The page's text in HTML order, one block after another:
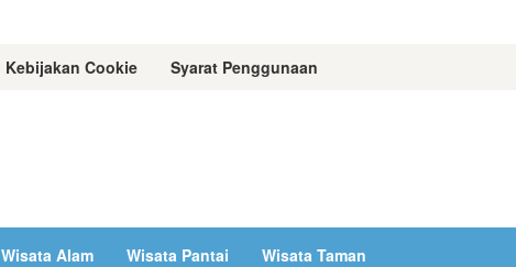
Kebijakan Cookie Syarat Penggunaan
Wisata Alam Wisata Pantai Wisata Taman